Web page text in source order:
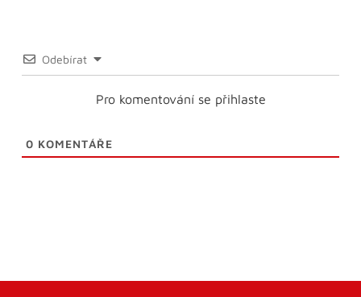
Odebírat
Pro komentování se přihlaste
0 KOMENTÁŘE